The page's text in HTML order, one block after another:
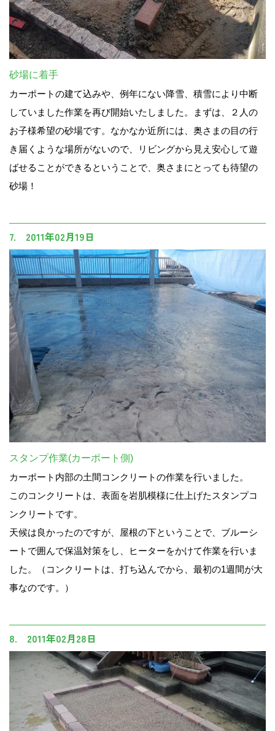
砂場に着手
カーポートの建て込みや、例年にない降雪、積雪により中断
していました作業を再び開始いたしました。まずは、２人の
お子様希望の砂場です。なかなか近所には、奥さまの目の行
き届くような場所がないので、リビングから見え安心して遊
ばせることができるということで、奥さまにとっても待望の
砂場！
7. 2011年02月19日
スタンプ作業(カーポート側)
カーポート内部の土間コンクリートの作業を行いました。
このコンクリートは、表面を岩肌模様に仕上げたスタンプコ
ンクリートです。
天候は良かったのですが、屋根の下ということで、ブルーシ
ートで囲んで保温対策をし、ヒーターをかけて作業を行いま
した。（コンクリートは、打ち込んでから、最初の1週間が大
事なのです。）
8. 2011年02月28日